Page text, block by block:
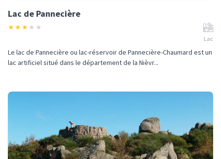
Lac de Pannecière
★★★ ★ ★
Lac
Le lac de Pannecière ou lac-réservoir de Pannecière-Chaumard est un
lac artificiel situé dans le département de la Nièvr...